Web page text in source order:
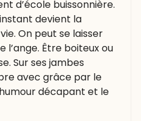
d’école buissonnière.
devient la
On peut se laisser
l’ange. Être boiteux ou
Sur ses jambes
avec grâce par le
décapant et le